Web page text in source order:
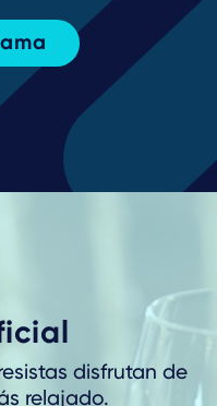
disfrutan de
relajado.